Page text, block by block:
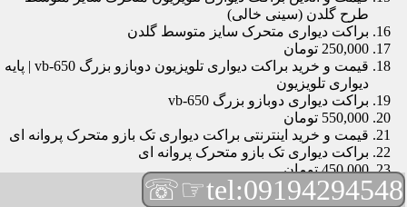
طرح گلدن (سینی خالی)
براکت دیواری متحرک سایز متوسط گلدن
250,000 تومان
قیمت و خرید براکت دیواری تلویزیون دوبازو بزرگ vb-650 | پایه
دیواری تلویزیون
براکت دیواری دوبازو بزرگ vb-650
550,000 تومان
قیمت و خرید اینترنتی براکت دیواری تک بازو متحرک پروانه ای
براکت دیواری تک بازو متحرک پروانه ای
450,000 تومان
قیمت و براکت دیواری تلویزیون مچی | براکت دیواری تلویزیون
tel:09194294548
☞☏